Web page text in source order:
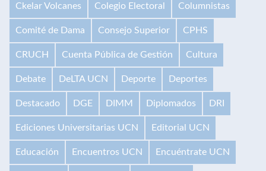
Ckelar Volcanes Colegio Electoral Columnistas
Comité de Dama Consejo Superior CPHS
CRUCH Cuenta Pública de Gestión Cultura
Debate DeLTA UCN Deporte Deportes
Destacado DGE DIMM Diplomados DRI
Ediciones Universitarias UCN Editorial UCN
Educación Encuentros UCN Encuéntrate UCN